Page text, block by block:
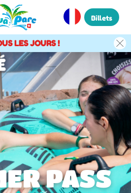
Billets
LES JOURS !
PASS